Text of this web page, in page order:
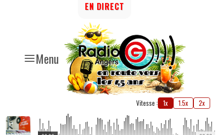
Menu
EN DIRECT
Vitesse : 1x 1.5x 2x